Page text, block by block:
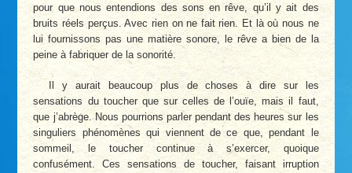
pour que nous entendions des sons en rêve, qu’il y ait des
bruits réels perçus. Avec rien on ne fait rien. Et là où nous ne
lui fournissons pas une matière sonore, le rêve a bien de la
peine à fabriquer de la sonorité.
Il y aurait beaucoup plus de choses à dire sur les
sensations du toucher que sur celles de l’ouïe, mais il faut,
que j’abrège. Nous pourrions parler pendant des heures sur les
singuliers phénomènes qui viennent de ce que, pendant le
sommeil, le toucher continue à s’exercer, quoique
confusément. Ces sensations de toucher, faisant irruption